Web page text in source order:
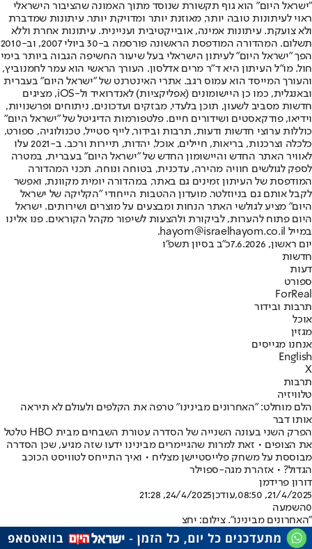
"ישראל היום" הוא גוף תקשורת שנוסד מתוך האמונה שהציבור הישראלי
ראוי לעיתונות טובה יותר, מאוזנת יותר ומדויקת יותר. עיתונות שמדברת
ולא צועקת. עיתונות אמינה, אובייקטיבית ועניינית. עיתונות אחרת וללא
תשלום. המהדורה המודפסת הראשונה פורסמה ב-30 ביולי 2007, וב-2010
הפך "ישראל היום" לעיתון הישראלי בעל שיעור החשיפה הגבוה ביותר בימי
חול. מו"ל העיתון היא ד"ר מרים אדלסון. העורך הראשי הוא עמר לחמנוביץ,
והעורך המייסד הוא עמוס רגב. אתרי האינטרנט של "ישראל היום" בעברית
ובאנגלית, כמו כן היישומונים (אפליקציות) לאנדרואיד ול-iOS, מציגים
חדשות מסביב לשעון, תוכן בלעדי, מבזקים ועדכונים, ניתוחים ופרשנויות,
וידיאו, פודקאסטים ושידורים חיים. פלטפורמות הדיגיטל של "ישראל היום"
כוללות ערוצי חדשות ודעות, תרבות ובידור, לייף סטייל, טכנולוגיה, ספורט,
כלכלה וצרכנות, בריאות, חיילים, אוכל, יהדות, תיירות ורכב. ב-2021 עלו
לאוויר האתר החדש והיישומון החדש של "ישראל היום" בעברית, במטרה
לספק לגולשים חוויה מהירה, עדכנית, בטוחה ונוחה. תכני המהדורה
המודפסת של העיתון זמינים גם באתר, במהדורה יומית מקוונת, ואפשר
לקבל אותם גם בניוזלטר. מועדון ההטבות הייחודי "הקליקה של ישראל
היום" מציע לגולשי האתר הנחות ומבצעים על מוצרים ושירותים. ישראל
היום פתוח להערות, לביקורת ולהצעות לשיפור מקהל הקוראים. פנו אלינו
במייל hayom@israelhayom.co.il.
יום ראשון, 7.6.2026
כ"ב בסיון תשפ"ו
חדשות
דעות
ספורט
ForReal
תרבות ובידור
אוכל
מגזין
אנחנו מגייסים
English
X
תרבות
טלוויזיה
הלם מוחלט: "האחרונים מבינינו" טרפה את הקלפים ולעולם לא תיראה
אותו דבר
הפרק השני בעונה השנייה של הסדרה עטורת השבחים מבית HBO טלטל
את הצופים • זאת למרות שהגיימרים מבינינו ידעו שזה מגיע, שכן הסדרה
מבוססת על משחק פלייסטיישן מצליח • ואיך התייחס לטוויסט הכוכב
הגדול? • אזהרת מגה-ספוילר
דורון פרידמן
21/4/2025, 08:50
,עודכן24/4/2025, 21:28
0השמעה
"האחרונים מבינינו". צילום: יחצ